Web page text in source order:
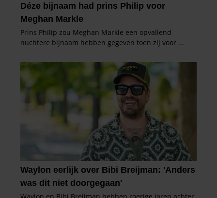
informatie die u aan ze heeft verstrekt of die ze hebben
verzameld op basis van uw gebruik van hun services. U
gaat akkoord met onze cookies als u onze website blijft
gebruiken.